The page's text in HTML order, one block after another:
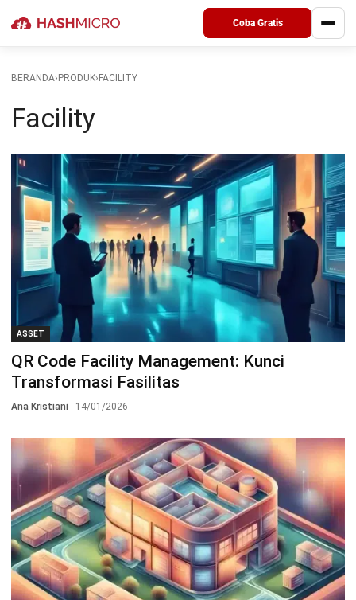
Coba Gratis
BERANDA› PRODUK› FACILITY
Facility
ASSET
QR Code Facility Management: Kunci
Transformasi Fasilitas
Ana Kristiani - 14/01/2026